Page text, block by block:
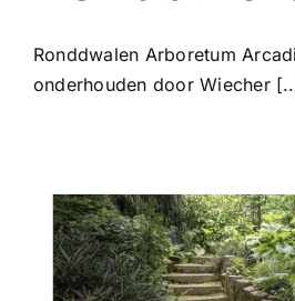
Ronddwalen Arboretum
onderhouden door Wiecher